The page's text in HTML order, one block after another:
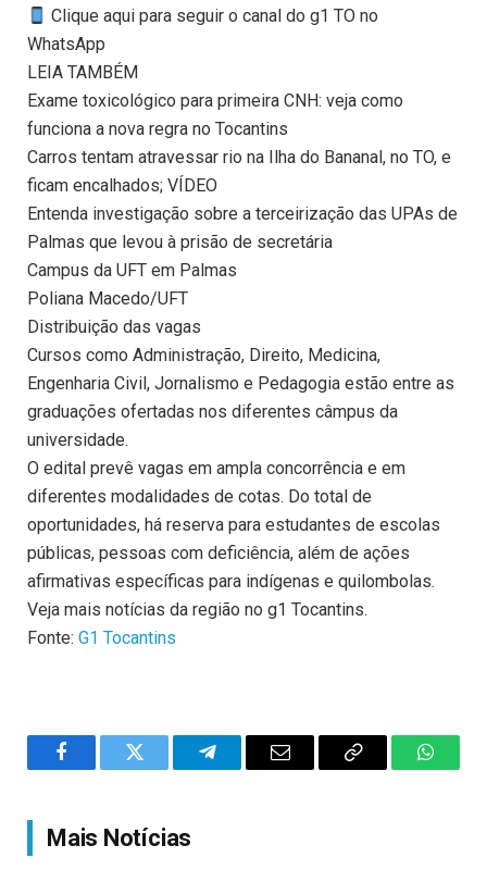
Clique aqui para seguir o canal do g1 TO no
WhatsApp
LEIA TAMBÉM
Exame toxicológico para primeira CNH: veja como
funciona a nova regra no Tocantins
Carros tentam atravessar rio na Ilha do Bananal, no TO, e
ficam encalhados; VÍDEO
Entenda investigação sobre a terceirização das UPAs de
Palmas que levou à prisão de secretária
Campus da UFT em Palmas
Poliana Macedo/UFT
Distribuição das vagas
Cursos como Administração, Direito, Medicina,
Engenharia Civil, Jornalismo e Pedagogia estão entre as
graduações ofertadas nos diferentes câmpus da
universidade.
O edital prevê vagas em ampla concorrência e em
diferentes modalidades de cotas. Do total de
oportunidades, há reserva para estudantes de escolas
públicas, pessoas com deficiência, além de ações
afirmativas específicas para indígenas e quilombolas.
Veja mais notícias da região no g1 Tocantins.
Fonte: G1 Tocantins
FacebookTwitter TelegramEmail
Copy
Mais Notícias